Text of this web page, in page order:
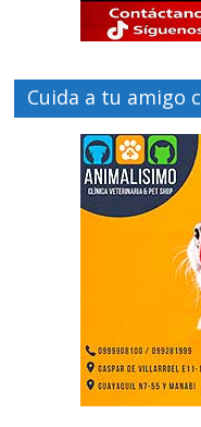
Cuida a tu amigo